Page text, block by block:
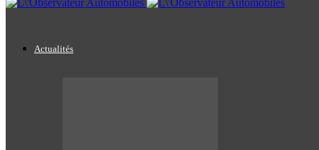
Actualités